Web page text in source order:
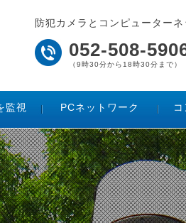
防犯カメラとコンピューター
052-508-
（9時30分から18時30分まで）
監視 PCネットワーク